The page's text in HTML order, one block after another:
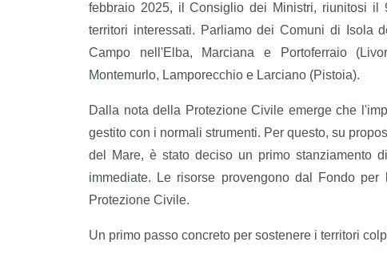
febbraio 2025, il Consiglio dei Ministri, riunitosi
territori interessati. Parliamo dei Comuni di Isola
Campo nell'Elba, Marciana e Portoferraio
Montemurlo, Lamporecchio e Larciano (Pistoia).
Dalla nota della Protezione Civile emerge che
gestito con i normali strumenti. Per questo, su
del Mare, è stato deciso un primo stanziamento
immediate. Le risorse provengono dal Fondo
Protezione Civile.
Un primo passo concreto per sostenere i territori